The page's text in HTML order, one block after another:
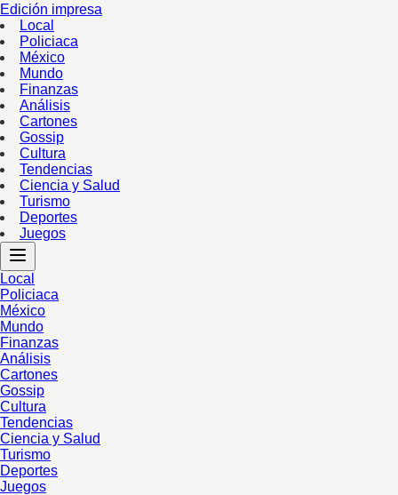
Edición impresa
Local
Policiaca
México
Mundo
Finanzas
Análisis
Cartones
Gossip
Cultura
Tendencias
Ciencia y Salud
Turismo
Deportes
Juegos
Local
Policiaca
México
Mundo
Finanzas
Análisis
Cartones
Gossip
Cultura
Tendencias
Ciencia y Salud
Turismo
Deportes
Juegos